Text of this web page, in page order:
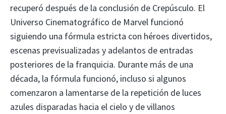
recuperó después de la conclusión de Crepúsculo. El
Universo Cinematográfico de Marvel funcionó
siguiendo una fórmula estricta con héroes divertidos,
escenas previsualizadas y adelantos de entradas
posteriores de la franquicia. Durante más de una
década, la fórmula funcionó, incluso si algunos
comenzaron a lamentarse de la repetición de luces
azules disparadas hacia el cielo y de villanos